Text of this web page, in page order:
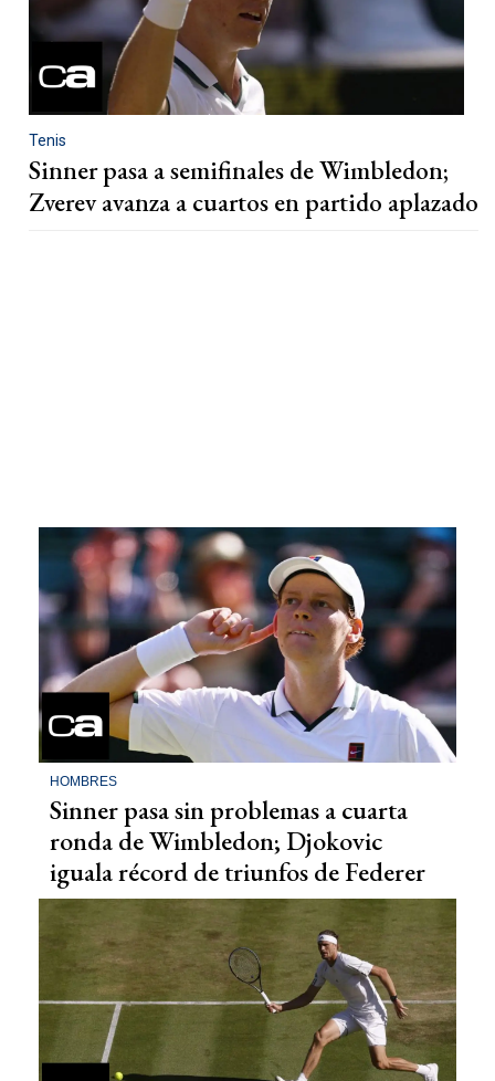
Tenis
Sinner pasa a semifinales de Wimbledon;
Zverev avanza a cuartos en partido aplazado
HOMBRES
Sinner pasa sin problemas a cuarta
ronda de Wimbledon; Djokovic
iguala récord de triunfos de Federer